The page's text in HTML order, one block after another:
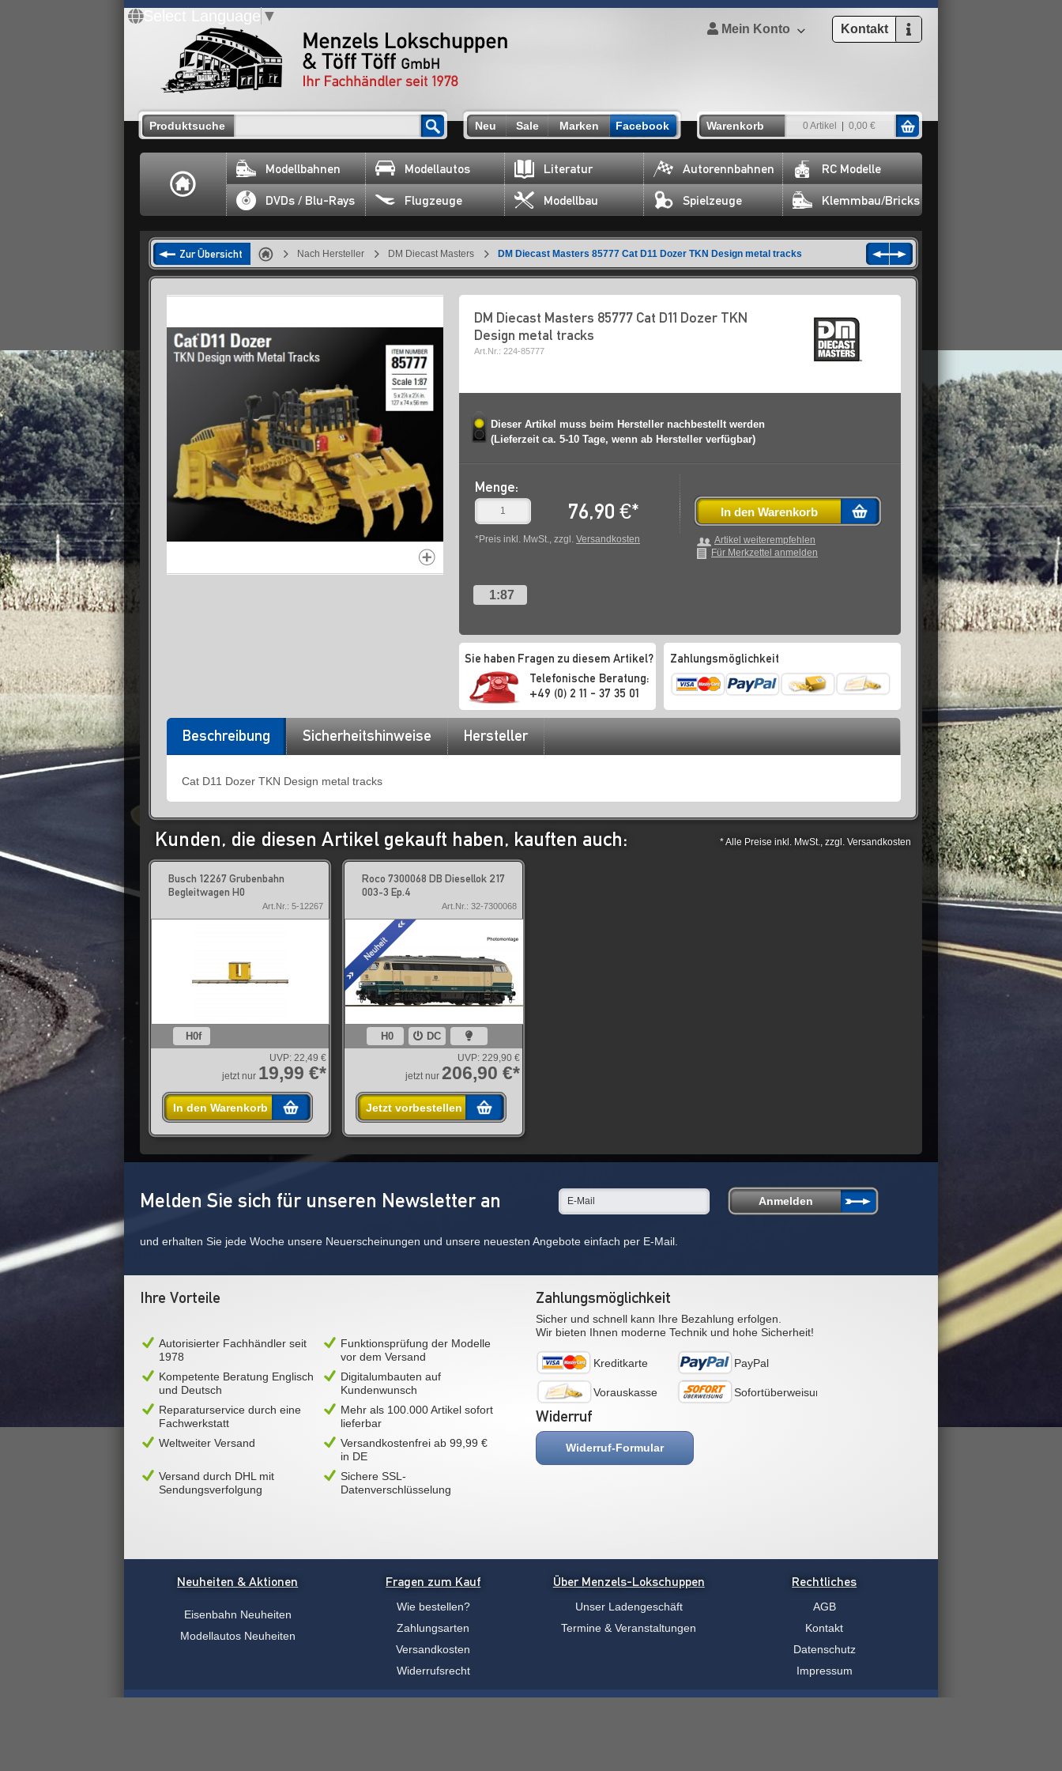
Select Language ▼
Mein Konto Kontakt
Produktsuche Neu Sale Marken Facebook Warenkorb 0 Artikel 0,00 €
Modellbahnen Modellautos Literatur Autorennbahnen RC Modelle
DVDs / Blu-Rays Flugzeuge Modellbau Spielzeuge Klemmbau/Bricks
Zur Übersicht Nach Hersteller DM Diecast Masters DM Diecast Masters 85777 Cat D11 Dozer TKN Design metal tracks
DM Diecast Masters 85777 Cat D11 Dozer TKN
Design metal tracks
Art.Nr.: 224-85777
Dieser Artikel muss beim Hersteller nachbestellt werden
(Lieferzeit ca. 5-10 Tage, wenn ab Hersteller verfügbar)
Menge:
76,90 €*
*Preis inkl. MwSt., zzgl. Versandkosten
In den Warenkorb
Artikel weiterempfehlen
Für Merkzettel anmelden
1:87
Sie haben Fragen zu diesem Artikel?
Telefonische Beratung:
+49 (0) 2 11 - 37 35 01
Zahlungsmöglichkeit
Beschreibung Sicherheitshinweise Hersteller
Cat D11 Dozer TKN Design metal tracks
Kunden, die diesen Artikel gekauft haben, kauften auch: * Alle Preise inkl. MwSt., zzgl. Versandkosten
Busch 12267 Grubenbahn
Begleitwagen H0
Art.Nr.: 5-12267
H0f
UVP: 22,49 €
jetzt nur 19,99 €*
In den Warenkorb
Roco 7300068 DB Diesellok 217
003-3 Ep.4
Art.Nr.: 32-7300068
H0 DC
UVP: 229,90 €
jetzt nur 206,90 €*
Jetzt vorbestellen
Melden Sie sich für unseren Newsletter an
und erhalten Sie jede Woche unsere Neuerscheinungen und unsere neuesten Angebote einfach per E-Mail.
Ihre Vorteile
Autorisierter Fachhändler seit
1978
Funktionsprüfung der Modelle
vor dem Versand
Kompetente Beratung Englisch
und Deutsch
Digitalumbauten auf
Kundenwunsch
Reparaturservice durch eine
Fachwerkstatt
Mehr als 100.000 Artikel sofort
lieferbar
Weltweiter Versand
Versandkostenfrei ab 99,99 €
in DE
Versand durch DHL mit
Sendungsverfolgung
Sichere SSL-
Datenverschlüsselung
Zahlungsmöglichkeit
Sicher und schnell kann Ihre Bezahlung erfolgen.
Wir bieten Ihnen moderne Technik und hohe Sicherheit!
Kreditkarte PayPal
Vorauskasse Sofortüberweisung
Widerruf
Widerruf-Formular
Neuheiten & Aktionen
Eisenbahn Neuheiten
Modellautos Neuheiten
Fragen zum Kauf
Wie bestellen?
Zahlungsarten
Versandkosten
Widerrufsrecht
Über Menzels-Lokschuppen
Unser Ladengeschäft
Termine & Veranstaltungen
Rechtliches
AGB
Kontakt
Datenschutz
Impressum